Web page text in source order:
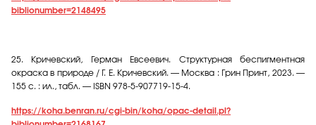
biblionumber=2148495
25. Кричевский, Герман Евсеевич. Структурная беспигментная
окраска в природе / Г. Е. Кричевский. — Москва : Грин Принт, 2023. —
155 с. : ил., табл. — ISBN 978-5-907719-15-4.
https://koha.benran.ru/cgi-bin/koha/opac-detail.pl?